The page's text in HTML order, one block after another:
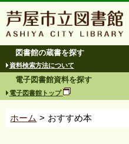
図書館の蔵書を探す
資料検索方法について
電子図書館資料を探す
電子図書館トップ
ホーム おすすめ本